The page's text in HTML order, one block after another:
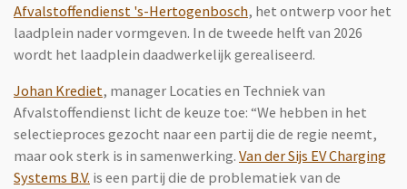
Afvalstoffendienst 's-Hertogenbosch, het ontwerp voor het
laadplein nader vormgeven. In de tweede helft van 2026
wordt het laadplein daadwerkelijk gerealiseerd.
Johan Krediet, manager Locaties en Techniek van
Afvalstoffendienst licht de keuze toe: “We hebben in het
selectieproces gezocht naar een partij die de regie neemt,
maar ook sterk is in samenwerking. Van der Sijs EV Charging
Systems B.V. is een partij die de problematiek van de